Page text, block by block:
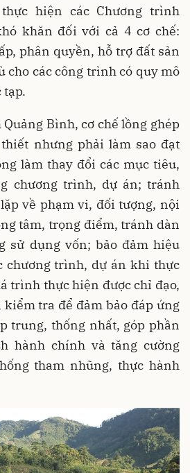
hiện các Chương trình
khăn đối với cả 4 cơ chế:
phân quyền, hỗ trợ đất sản
cho các công trình có quy mô
tạp.
Bình, cơ chế lồng ghép
nhưng phải làm sao đạt
làm thay đổi các mục tiêu,
chương trình, dự án; tránh
về phạm vi, đối tượng, nội
tâm, trọng điểm, tránh dàn
sử dụng vốn; bảo đảm hiệu
chương trình, dự án khi thực
trình thực hiện được chỉ đạo,
kiểm tra để đảm bảo đáp ứng
trung, thống nhất, góp phần
hành chính và tăng cường
tham nhũng, thực hành